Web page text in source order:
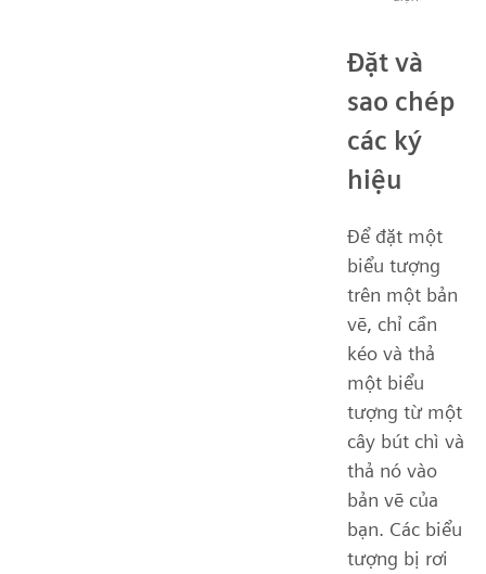
Đặt và
sao chép
các ký
hiệu
Để đặt một
biểu tượng
trên một bản
vẽ, chỉ cần
kéo và thả
một biểu
tượng từ một
cây bút chì và
thả nó vào
bản vẽ của
bạn. Các biểu
tượng bị rơi